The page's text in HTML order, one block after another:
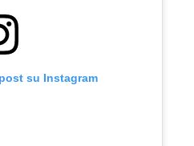
su Instagram